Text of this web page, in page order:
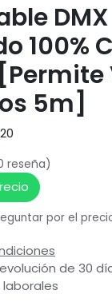
100%
5m]
reseña)
por el
de 30
laborales